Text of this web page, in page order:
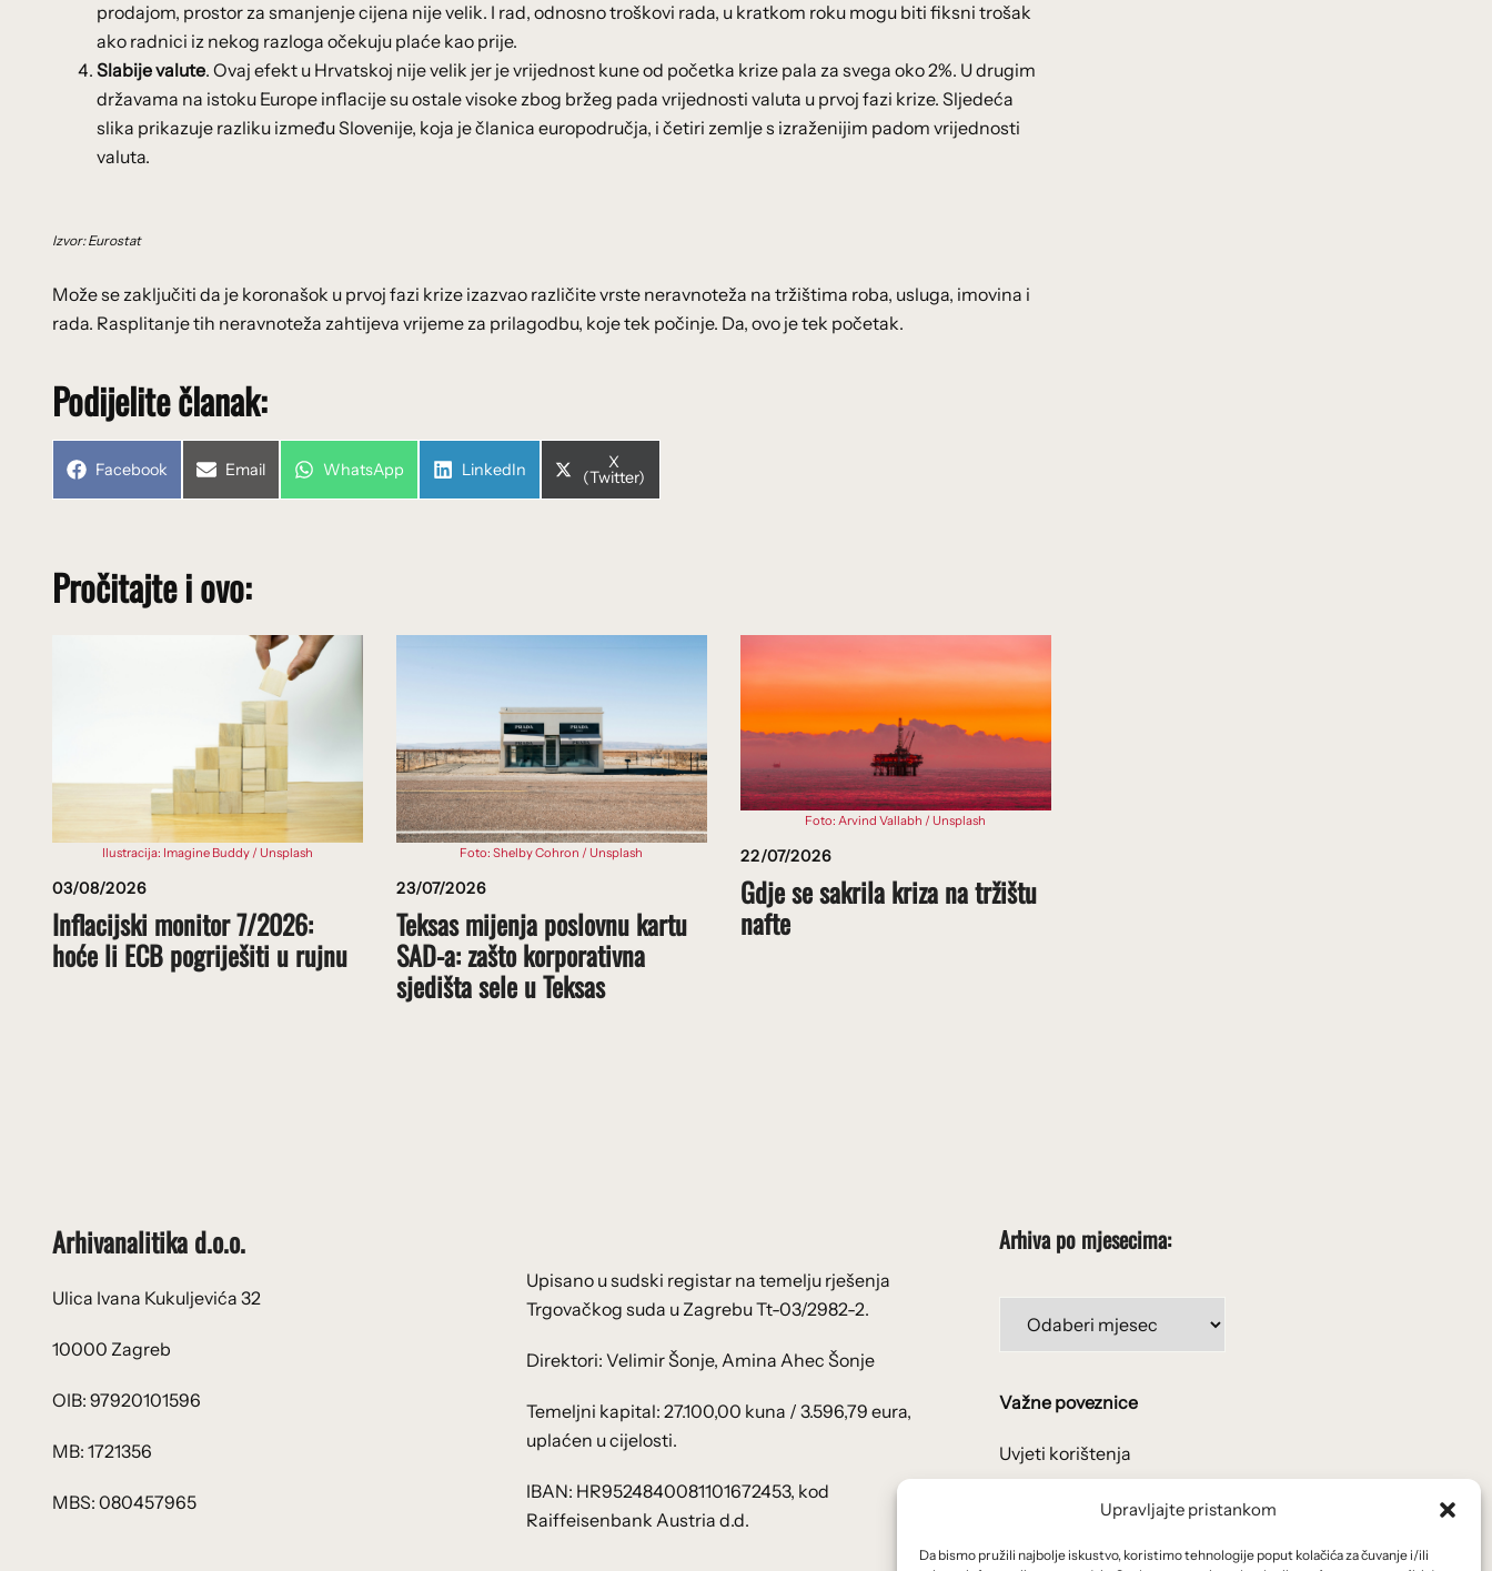
Upravljajte pristankom
Da bismo pružili najbolje iskustvo, koristimo tehnologije poput kolačića za čuvanje i/ili
prodajom, prostor za smanjenje cijena nije velik. I rad, odnosno troškovi rada, u kratkom roku mogu biti fiksni trošak
ako radnici iz nekog razloga očekuju plaće kao prije.
Slabije valute. Ovaj efekt u Hrvatskoj nije velik jer je vrijednost kune od početka krize pala za svega oko 2%. U drugim
državama na istoku Europe inflacije su ostale visoke zbog bržeg pada vrijednosti valuta u prvoj fazi krize. Sljedeća
slika prikazuje razliku između Slovenije, koja je članica europodručja, i četiri zemlje s izraženijim padom vrijednosti
valuta.
Izvor: Eurostat
Može se zaključiti da je koronašok u prvoj fazi krize izazvao različite vrste neravnoteža na tržištima roba, usluga, imovina i
rada. Rasplitanje tih neravnoteža zahtijeva vrijeme za prilagodbu, koje tek počinje. Da, ovo je tek početak.
Podijelite članak:
Share
Facebook Share
Email Share
WhatsApp Share
LinkedIn Share
on
X
(Twitter)
Pročitajte i ovo:
Ilustracija: Imagine Buddy / Unsplash
03/08/2026
Inflacijski monitor 7/2026:
hoće li ECB pogriješiti u rujnu
Foto: Shelby Cohron / Unsplash
23/07/2026
Teksas mijenja poslovnu kartu
SAD-a: zašto korporativna
sjedišta sele u Teksas
Foto: Arvind Vallabh / Unsplash
22/07/2026
Gdje se sakrila kriza na tržištu
nafte
Arhivanalitika d.o.o.
Ulica Ivana Kukuljevića 32
10000 Zagreb
OIB: 97920101596
MB: 1721356
MBS: 080457965
Upisano u sudski registar na temelju rješenja
Trgovačkog suda u Zagrebu Tt-03/2982-2.
Direktori: Velimir Šonje, Amina Ahec Šonje
Temeljni kapital: 27.100,00 kuna / 3.596,79 eura,
uplaćen u cijelosti.
IBAN: HR9524840081101672453, kod
Raiffeisenbank Austria d.d.
Arhiva po mjesecima:
Važne poveznice
Uvjeti korištenja
Politika privatnosti
Kolačići